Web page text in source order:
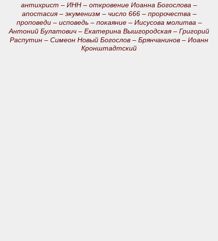
антихрист – ИНН – откровение Иоанна Богослова –
апостасия – экуменизм – число 666 – пророчества –
проповеди – исповедь – покаяние – Иисусова молитва –
Антоний Булатович – Екатерина Вышгородская – Григорий
Распутин – Симеон Новый Богослов – Брянчанинов – Иоанн
Кронштадтский